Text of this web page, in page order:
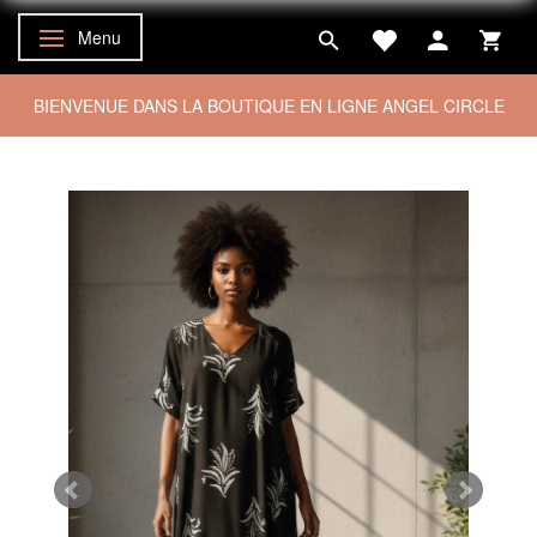
Basculer la navigation
Menu
BIENVENUE DANS LA BOUTIQUE EN LIGNE ANGEL CIRCLE